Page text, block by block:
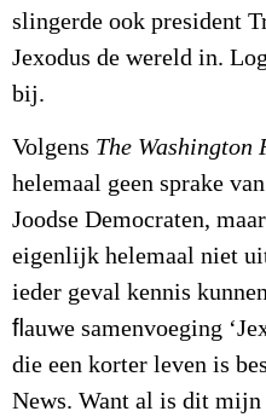
slingerde ook president
Jexodus de wereld in.
bij.
Volgens The Washington
helemaal geen sprake
Joodse Democraten,
eigenlijk helemaal niet
ieder geval kennis
ﬂauwe samenvoeging
die een korter leven is
News. Want al is dit